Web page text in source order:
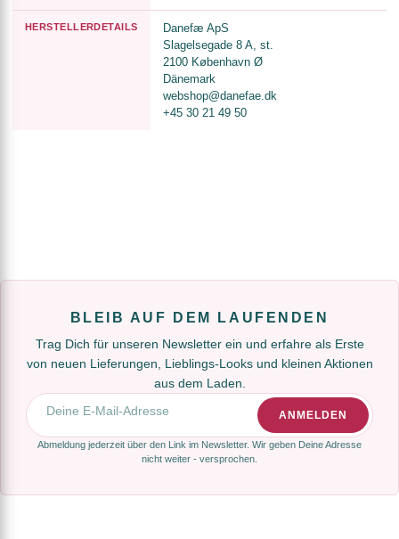
HERSTELLERDETAILS
Danefæ ApS
Slagelsegade 8 A, st.
2100 København Ø
Dänemark
webshop@danefae.dk
+45 30 21 49 50
BLEIB AUF DEM LAUFENDEN
Trag Dich für unseren Newsletter ein und erfahre als Erste
von neuen Lieferungen, Lieblings-Looks und kleinen Aktionen
aus dem Laden.
E-Mail-Adresse
ANMELDEN
Abmeldung jederzeit über den Link im Newsletter. Wir geben Deine Adresse
nicht weiter - versprochen.